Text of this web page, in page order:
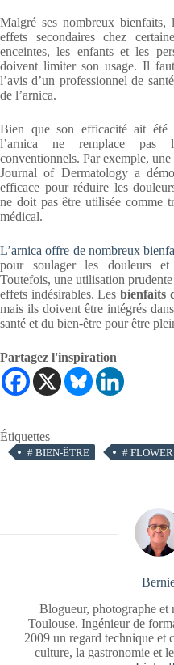
Malgré ses nombreux bienfaits,
effets secondaires chez
enceintes, les enfants et les
doivent limiter son usage. Il
l’avis d’un professionnel de
de l’arnica.
Bien que son efficacité ait été
l’arnica ne remplace pas
conventionnels. Par exemple,
Journal of Dermatology a
efficace pour réduire les
ne doit pas être utilisée comme
médical.
L’arnica offre de nombreux
pour soulager les douleurs
Toutefois, une utilisation
effets indésirables. Lesbienfaits
mais ils doivent être intégrés
santé et du bien-être pour être
Partagez l'inspiration
Étiquettes
# BIEN-ÊTRE #
Blogueur, photographe et
Toulouse. Ingénieur de
2009 un regard technique et
culture, la gastronomie et